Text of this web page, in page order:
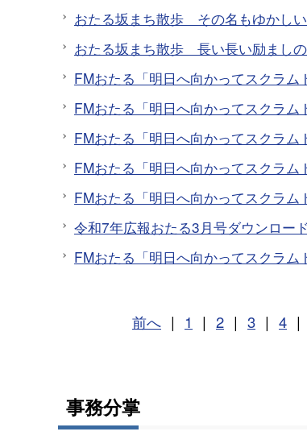
おたる坂まち散歩 その名もゆかし
おたる坂まち散歩 長い長い励まし
FMおたる「明日へ向かってスクラ
FMおたる「明日へ向かってスクラ
FMおたる「明日へ向かってスクラ
FMおたる「明日へ向かってスクラ
FMおたる「明日へ向かってスクラ
令和7年広報おたる3月号ダウンロー
FMおたる「明日へ向かってスクラ
前へ | 1 | 2 | 3 | 4 |
事務分掌